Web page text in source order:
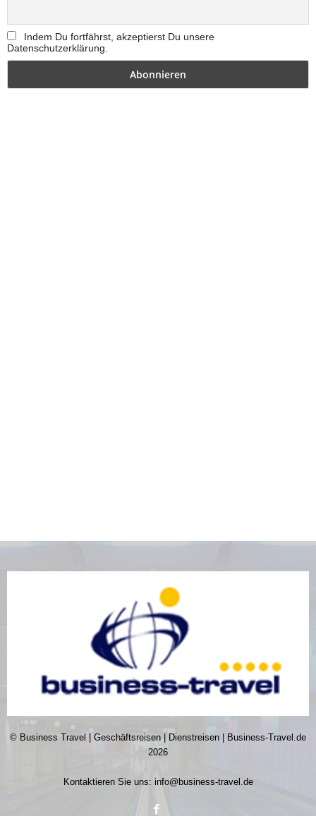
Indem Du fortfährst, akzeptierst Du unsere
Datenschutzerklärung.
© Business Travel | Geschäftsreisen | Dienstreisen | Business-Travel.de
2026
Kontaktieren Sie uns: info@business-travel.de